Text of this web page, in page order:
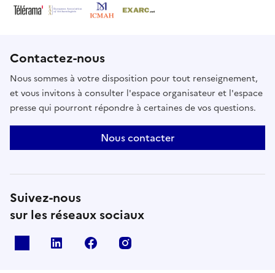
Contactez-nous
Nous sommes à votre disposition pour tout renseignement,
et vous invitons à consulter l'espace organisateur et l'espace
presse qui pourront répondre à certaines de vos questions.
Nous contacter
Suivez-nous
sur les réseaux sociaux
Linkedin Facebook